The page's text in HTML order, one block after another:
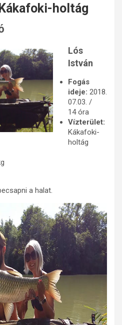
holtág
Lós
István
Fogás
ideje: 2018.
07.03. /
14 óra
Vízterület:
Kákafoki-
holtág
a halat.